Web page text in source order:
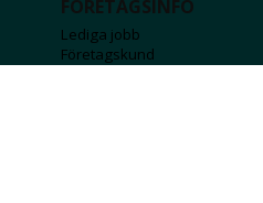
FÖRETAGSINFO
Lediga jobb
Företagskund